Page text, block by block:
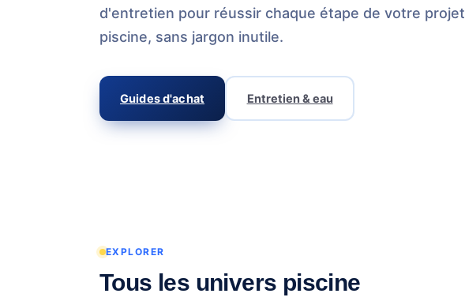
d'entretien pour réussir chaque étape de votre projet
piscine, sans jargon inutile.
Guides d'achat Entretien & eau
EXPLORER
Tous les univers piscine